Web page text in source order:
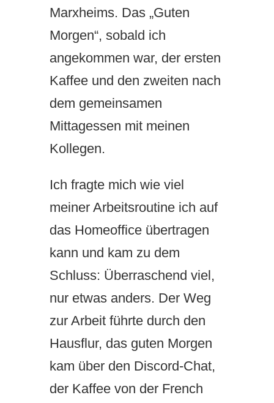
Marxheims. Das „Guten
Morgen“, sobald ich
angekommen war, der ersten
Kaffee und den zweiten nach
dem gemeinsamen
Mittagessen mit meinen
Kollegen.
Ich fragte mich wie viel
meiner Arbeitsroutine ich auf
das Homeoffice übertragen
kann und kam zu dem
Schluss: Überraschend viel,
nur etwas anders. Der Weg
zur Arbeit führte durch den
Hausflur, das guten Morgen
kam über den Discord-Chat,
der Kaffee von der French